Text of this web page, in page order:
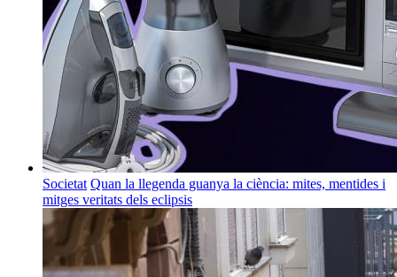
Societat Quan la llegenda guanya la ciència: mites, mentides i
mitges veritats dels eclipsis